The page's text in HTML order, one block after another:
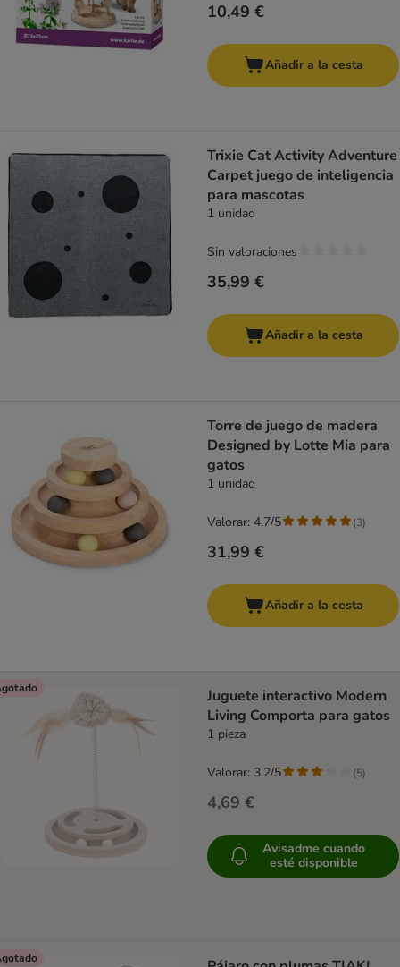
10,49 €
Añadir a la cesta
Trixie Cat Activity Adventure
Carpet juego de inteligencia
para mascotas
1 unidad
35,99 €
Sin valoraciones
Añadir a la cesta
Torre de juego de madera
Designed by Lotte Mia para
gatos
1 unidad
31,99 €
Valorar: 4.7/5 (3)
Añadir a la cesta
Juguete interactivo Modern
Living Comporta para gatos
1 pieza
4,69 €
Valorar: 3.2/5 (5)
Avisadme cuando
esté disponible